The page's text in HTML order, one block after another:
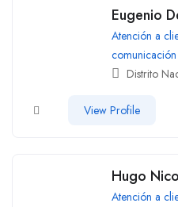
Eugenio
Atención a
comunicación
Distrito
View Profile
Hugo
Atención a